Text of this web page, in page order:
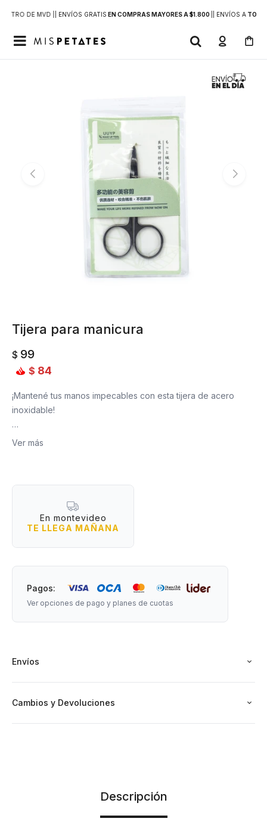
DE MVD | | ENVÍOS GRATIS EN COMPRAS MAYORES A $1.800 | ENVÍOS ATODO

Tijera para manicura
$ 99
$ 84
¡Mantené tus manos impecables con esta tijera de acero
inoxidable!
Material: Acero inoxidable
Ver más
En montevideo
TE LLEGA MAÑANA
Pagos:
Ver opciones de pago y planes de cuotas
Envíos
Cambios y Devoluciones
Descripción